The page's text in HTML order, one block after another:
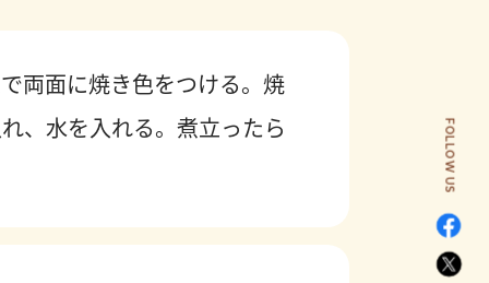
FOLLOW US
両面に焼き色をつける。焼
、水を入れる。煮立ったら